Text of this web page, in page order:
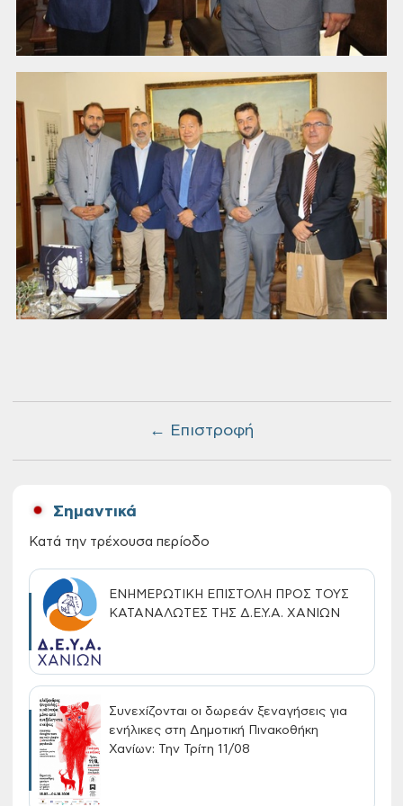
← Επιστροφή
Σημαντικά
Κατά την τρέχουσα περίοδο
ΕΝΗΜΕΡΩΤΙΚΗ ΕΠΙΣΤΟΛΗ ΠΡΟΣ ΤΟΥΣ
ΚΑΤΑΝΑΛΩΤΕΣ ΤΗΣ Δ.Ε.Υ.Α. ΧΑΝΙΩΝ
Συνεχίζονται οι δωρεάν ξεναγήσεις για
ενήλικες στη Δημοτική Πινακοθήκη
Χανίων: Την Τρίτη 11/08